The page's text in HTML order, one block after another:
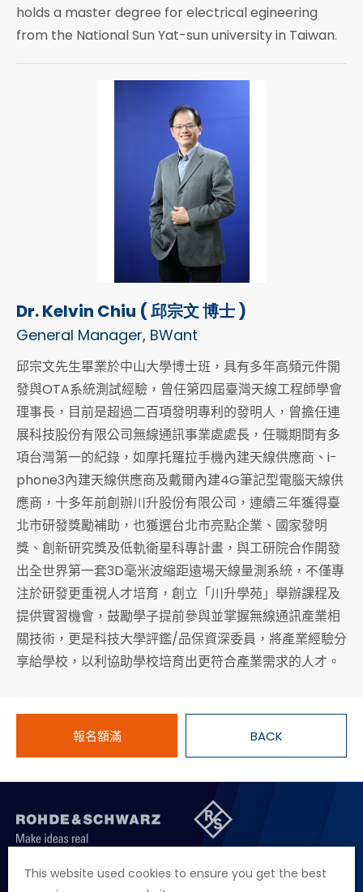
This website used cookies to ensure you get the best
holds a master degree for electrical egineering
from the National Sun Yat-sun university in Taiwan.
Dr. Kelvin Chiu ( 邱宗文 博士 )
General Manager, BWant
邱宗文先生畢業於中山大學博士班，具有多年高頻元件開
發與OTA系統測試經驗，曾任第四屆臺灣天線工程師學會
理事長，目前是超過二百項發明專利的發明人，曾擔任連
展科技股份有限公司無線通訊事業處處長，任職期間有多
項台灣第一的紀錄，如摩托羅拉手機內建天線供應商、i-
phone3內建天線供應商及戴爾內建4G筆記型電腦天線供
應商，十多年前創辦川升股份有限公司，連續三年獲得臺
北市研發獎勵補助，也獲選台北市亮點企業、國家發明
獎、創新研究獎及低軌衛星科專計畫，與工研院合作開發
出全世界第一套3D毫米波縮距遠場天線量測系統，不僅專
注於研發更重視人才培育，創立「川升學苑」舉辦課程及
提供實習機會，鼓勵學子提前參與並掌握無線通訊產業相
關技術，更是科技大學評鑑/品保資深委員，將產業經驗分
享給學校，以利協助學校培育出更符合產業需求的人才。
報名額滿 BACK
聯絡我們 徵才資訊 隱私權政策 網站聲明